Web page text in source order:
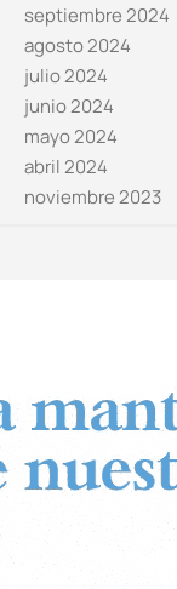
septiembre 2024
agosto 2024
julio 2024
junio 2024
mayo 2024
abril 2024
noviembre 2023